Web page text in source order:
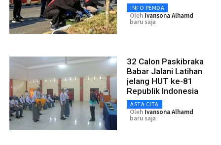
INFO PEMDA
Oleh Ivansona Alhamd
baru saja
32 Calon Paskibraka
Babar Jalani Latihan
jelang HUT ke-81
Republik Indonesia
ASTA CITA
Oleh Ivansona Alhamd
baru saja